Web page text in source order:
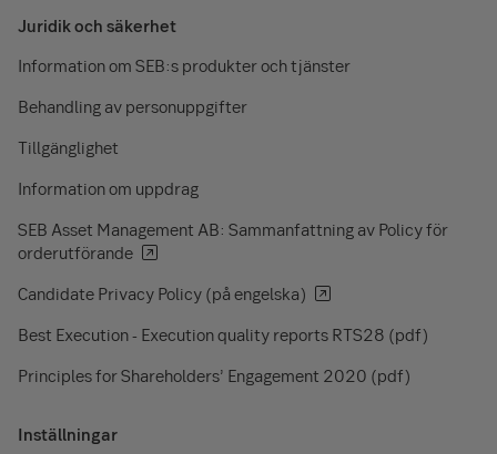
Juridik och säkerhet
Information om SEB:s produkter och tjänster
Behandling av personuppgifter
Tillgänglighet
Information om uppdrag
SEB Asset Management AB: Sammanfattning av Policy för
orderutförande
Candidate Privacy Policy (på engelska)
Best Execution - Execution quality reports RTS28 (pdf)
Principles for Shareholders’ Engagement 2020 (pdf)
Inställningar